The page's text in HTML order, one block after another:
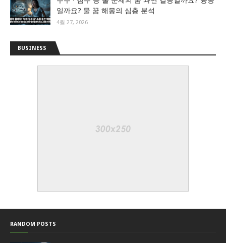
일까요? 물 꿈 해몽의 심층 분석
4월 27, 2026
BUSINESS
RANDOM POSTS